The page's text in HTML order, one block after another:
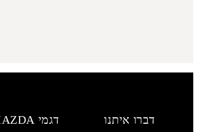
דברו איתנו דגמי MAZDA